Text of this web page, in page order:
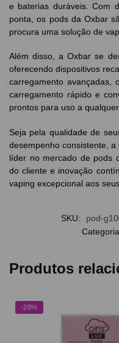
e baterias duráveis. Com
ponta, os pods da Oxbar
procura uma solução de
Além disso, a Oxbar se
oferecendo dispositivos
carregamento avançadas,
carregamento rápido e
prontos para uso a
Seja pela qualidade de
desempenho consistente,
líder no mercado de pods
do cliente e inovação
vaping excepcional aos
SKU:
pod-
Produtos
-28%